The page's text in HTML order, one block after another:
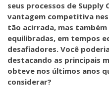
seus processos de Supply
vantagem competitiva
tão acirrada, mas
equilibradas, em tempos
desafiadores. Você
destacando as principais
obteve nos últimos anos
considerar?